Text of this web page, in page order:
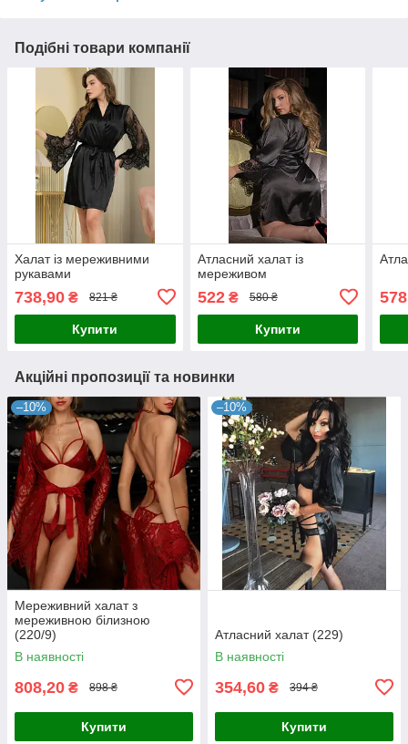
Подібні товари компанії
Халат із мереживними
рукавами
738,90 ₴ 821 ₴
Купити
Атласний халат із
мереживом
522₴ 580 ₴
Купити
Акційні пропозиції та новинки
–10%
Мереживний халат з
мереживною білизною
(220/9)
В наявності
808,20 ₴ 898 ₴
Купити
–10%
Атласний халат (229)
В наявності
354,60 ₴ 394 ₴
Купити